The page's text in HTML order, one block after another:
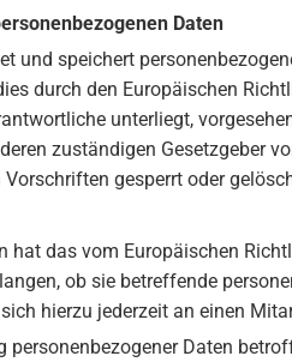
Daten
und speichert
durch den Europäischen
unterliegt,
zuständigen Gesetzgeber
gesperrt oder
hat das vom Europäischen
ob sie betreffende
hierzu jederzeit an einen
personenbezogener Daten